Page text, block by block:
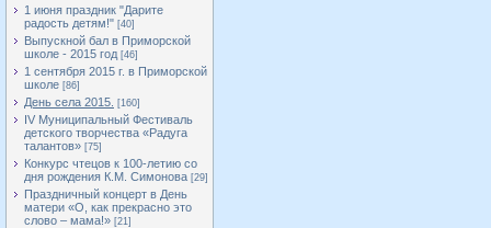
1 июня праздник "Дарите
радость детям!" [40]
Выпускной бал в Приморской
школе - 2015 год [46]
1 сентября 2015 г. в Приморской
школе [86]
День села 2015. [160]
IV Муниципальный Фестиваль
детского творчества «Радуга
талантов» [75]
Конкурс чтецов к 100-летию со
дня рождения К.М. Симонова [29]
Праздничный концерт в День
матери «О, как прекрасно это
слово – мама!» [21]